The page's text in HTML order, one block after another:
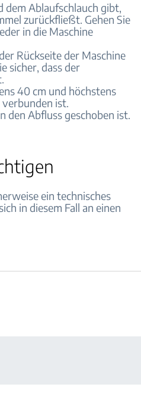
dem Ablaufschlauch gibt,
zurückfließt. Gehen Sie
in die Maschine
Rückseite der Maschine
sicher, dass der
40 cm und höchstens
ist.
den Abfluss geschoben ist.
ein technisches
in diesem Fall an einen